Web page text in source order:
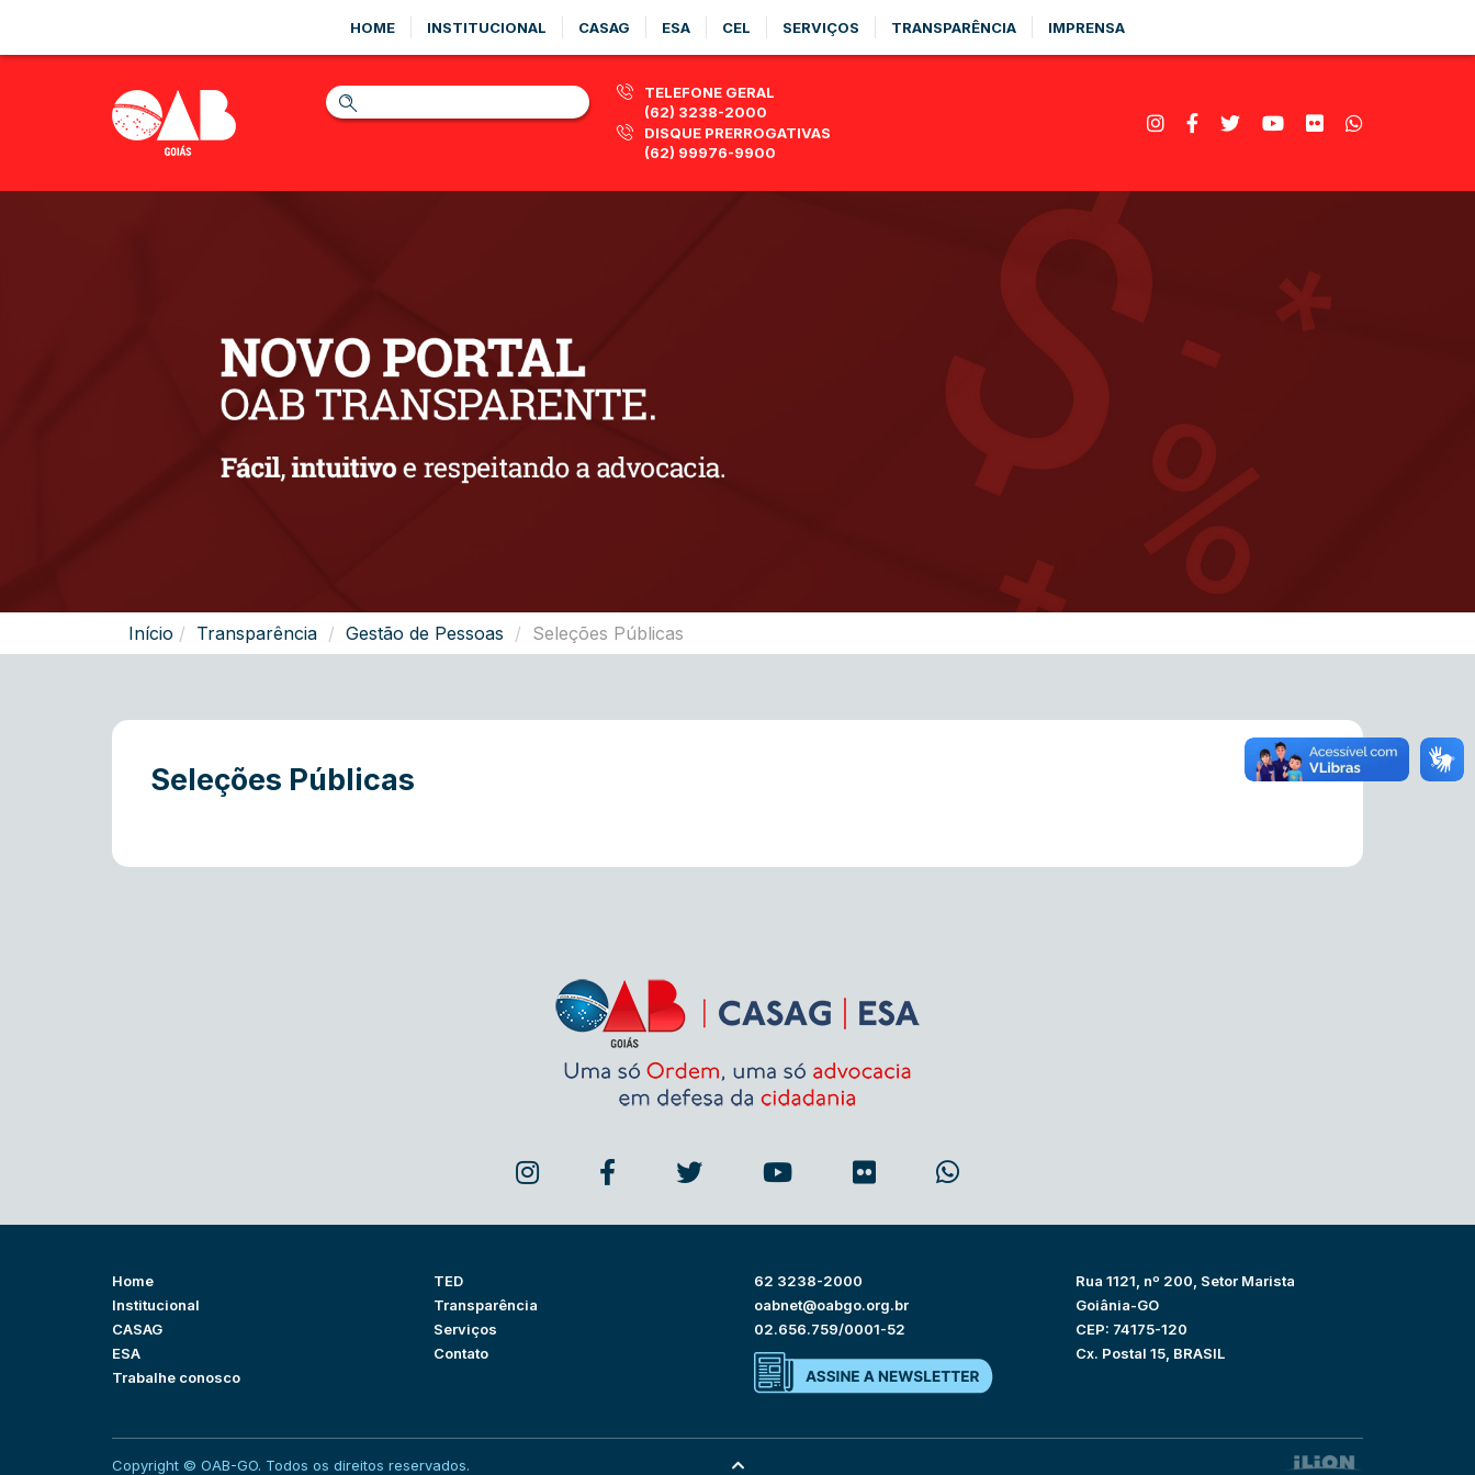
HOME INSTITUCIONAL CASAG ESA CEL SERVIÇOS TRANSPARÊNCIA IMPRENSA
TELEFONE GERAL
(62) 3238-2000
DISQUE PRERROGATIVAS
(62) 99976-9900
Início Transparência Gestão de Pessoas Seleções Públicas
Seleções Públicas
Home
Institucional
CASAG
ESA
Trabalhe conosco
TED
Transparência
Serviços
Contato
62 3238-2000
oabnet@oabgo.org.br
02.656.759/0001-52
Rua 1121, nº 200, Setor Marista
Goiânia-GO
CEP: 74175-120
Cx. Postal 15, BRASIL
Copyright © OAB-GO. Todos os direitos reservados.